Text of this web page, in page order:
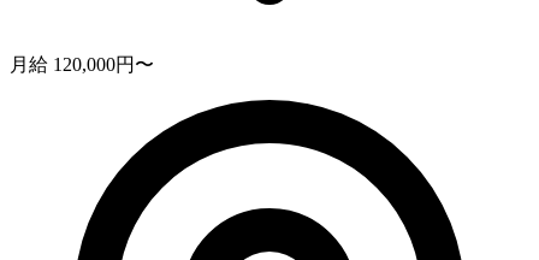
月給 120,000円〜